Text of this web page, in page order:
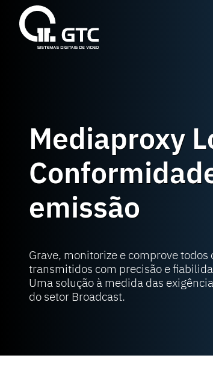
Mediaproxy
emissão
Grave, monitorize e comprove todos
transmitidos com precisão e
Uma solução à medida das
do setor Broadcast.